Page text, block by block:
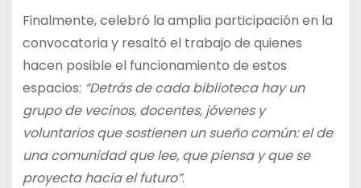
Finalmente, celebró la amplia participación en la
convocatoria y resaltó el trabajo de quienes
hacen posible el funcionamiento de estos
espacios: “Detrás de cada biblioteca hay un
grupo de vecinos, docentes, jóvenes y
voluntarios que sostienen un sueño común: el de
una comunidad que lee, que piensa y que se
proyecta hacia el futuro”.